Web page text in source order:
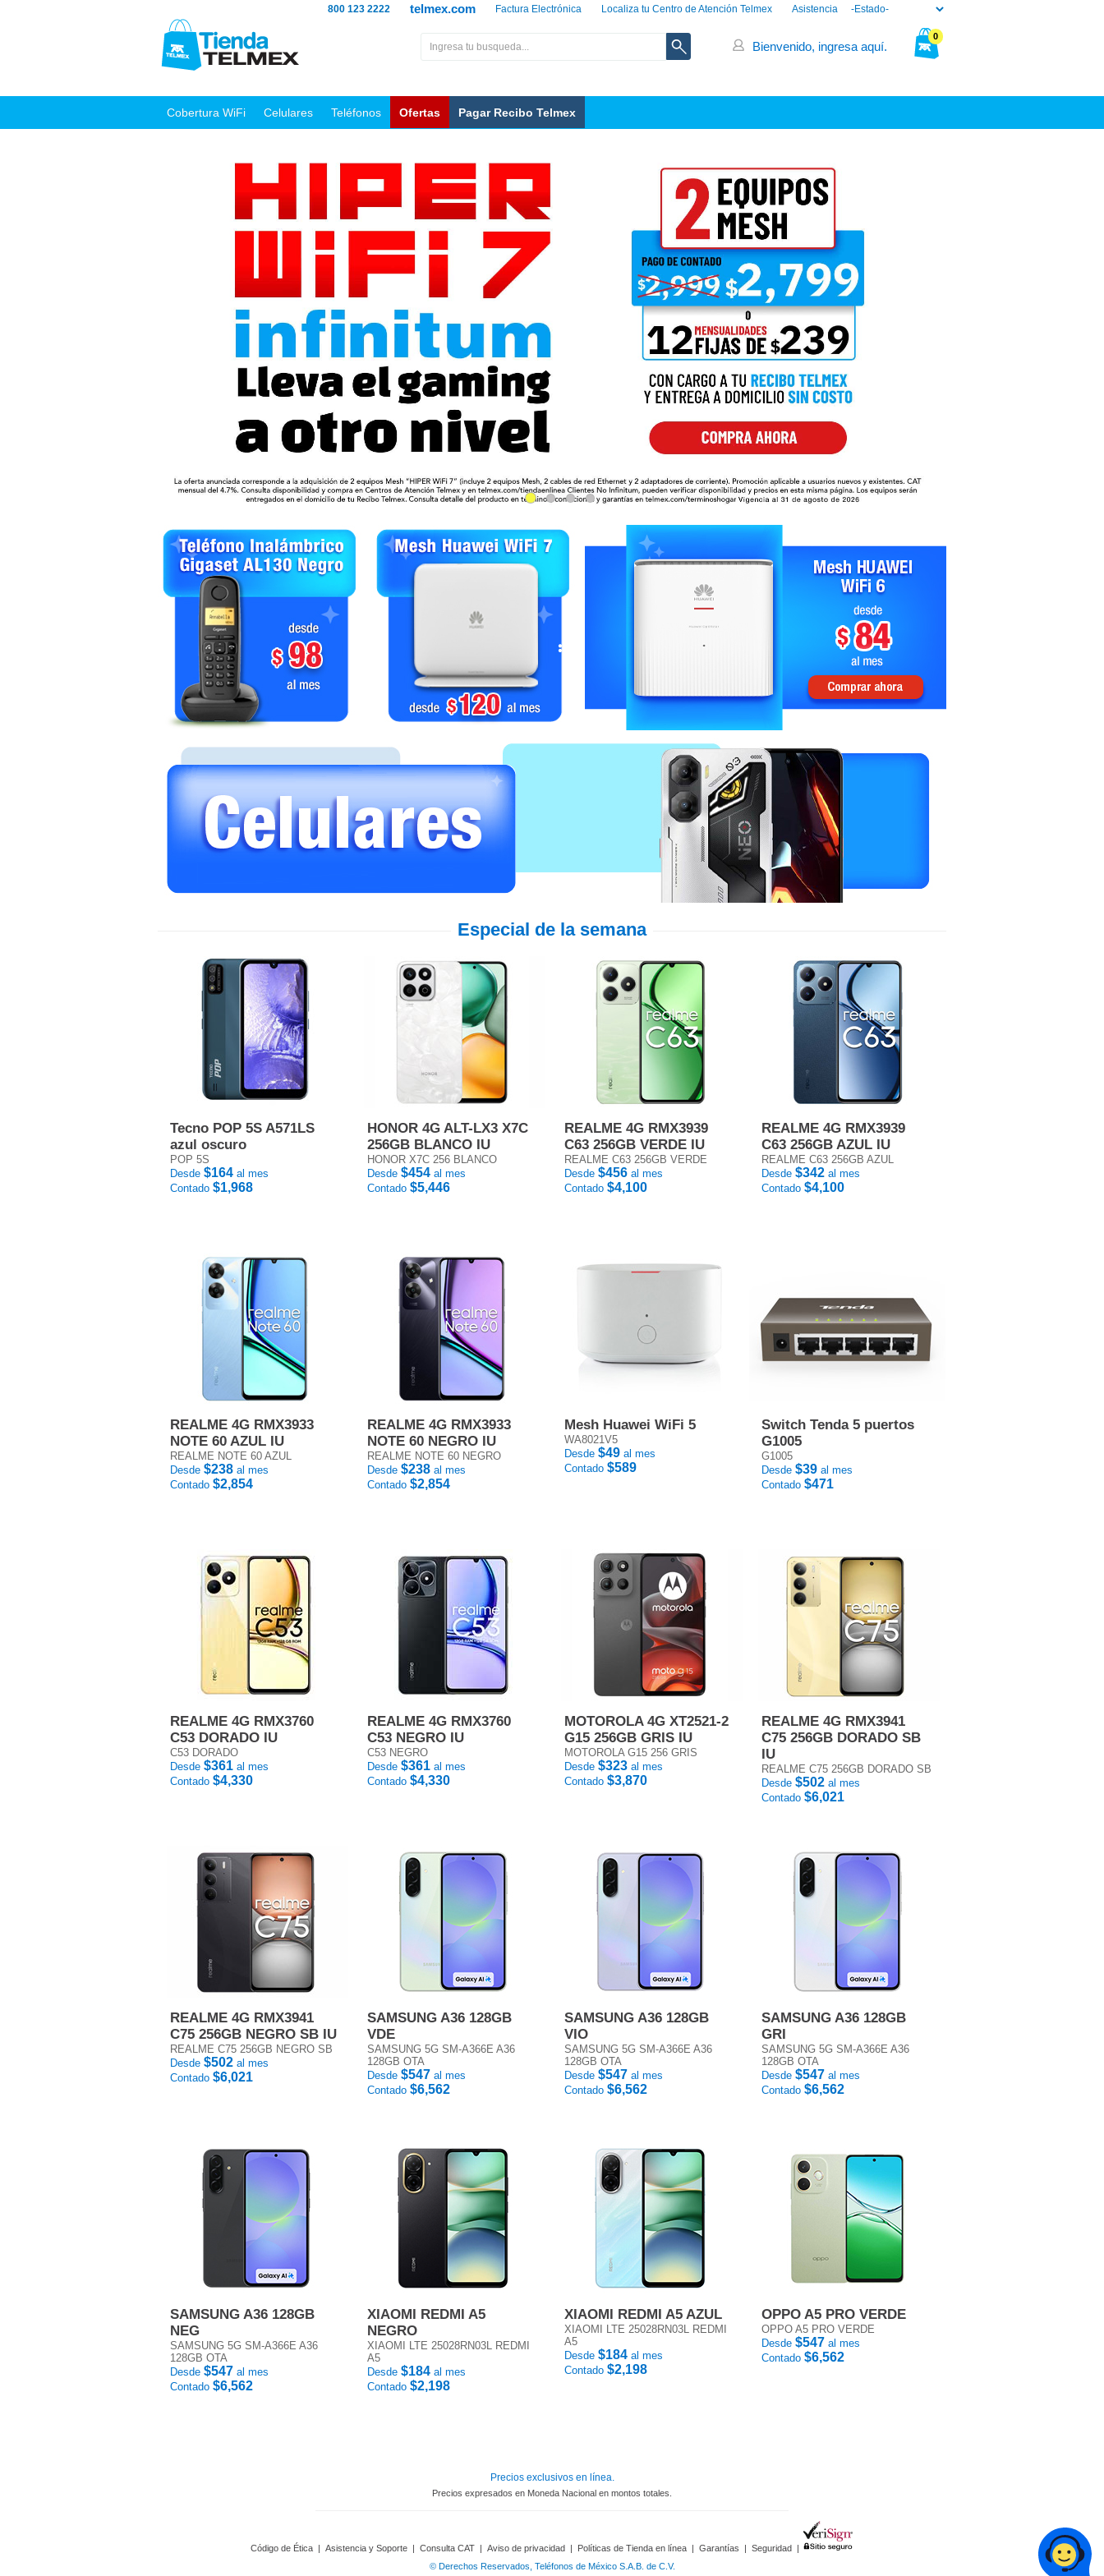
Asistencia
Localiza tu Centro de Atención Telmex
Factura Electrónica
telmex.com
800 123 2222
0
Bienvenido, ingresa aquí.
Cobertura WiFi Celulares Teléfonos Ofertas Pagar Recibo Telmex
Especial de la semana
Tecno POP 5S A571LS
azul oscuro
POP 5S
Desde $164 al mes
Contado $1,968
HONOR 4G ALT-LX3 X7C
256GB BLANCO IU
HONOR X7C 256 BLANCO
Desde $454 al mes
Contado $5,446
REALME 4G RMX3939
C63 256GB VERDE IU
REALME C63 256GB VERDE
Desde $456 al mes
Contado $4,100
REALME 4G RMX3939
C63 256GB AZUL IU
REALME C63 256GB AZUL
Desde $342 al mes
Contado $4,100
REALME 4G RMX3933
NOTE 60 AZUL IU
REALME NOTE 60 AZUL
Desde $238 al mes
Contado $2,854
REALME 4G RMX3933
NOTE 60 NEGRO IU
REALME NOTE 60 NEGRO
Desde $238 al mes
Contado $2,854
Mesh Huawei WiFi 5
WA8021V5
Desde $49 al mes
Contado $589
Switch Tenda 5 puertos
G1005
G1005
Desde $39 al mes
Contado $471
REALME 4G RMX3760
C53 DORADO IU
C53 DORADO
Desde $361 al mes
Contado $4,330
REALME 4G RMX3760
C53 NEGRO IU
C53 NEGRO
Desde $361 al mes
Contado $4,330
MOTOROLA 4G XT2521-2
G15 256GB GRIS IU
MOTOROLA G15 256 GRIS
Desde $323 al mes
Contado $3,870
REALME 4G RMX3941
C75 256GB DORADO SB
IU
REALME C75 256GB DORADO SB
Desde $502 al mes
Contado $6,021
REALME 4G RMX3941
C75 256GB NEGRO SB IU
REALME C75 256GB NEGRO SB
Desde $502 al mes
Contado $6,021
SAMSUNG A36 128GB
VDE
SAMSUNG 5G SM-A366E A36
128GB OTA
Desde $547 al mes
Contado $6,562
SAMSUNG A36 128GB
VIO
SAMSUNG 5G SM-A366E A36
128GB OTA
Desde $547 al mes
Contado $6,562
SAMSUNG A36 128GB
GRI
SAMSUNG 5G SM-A366E A36
128GB OTA
Desde $547 al mes
Contado $6,562
SAMSUNG A36 128GB
NEG
SAMSUNG 5G SM-A366E A36
128GB OTA
Desde $547 al mes
Contado $6,562
XIAOMI REDMI A5
NEGRO
XIAOMI LTE 25028RN03L REDMI
A5
Desde $184 al mes
Contado $2,198
XIAOMI REDMI A5 AZUL
XIAOMI LTE 25028RN03L REDMI
A5
Desde $184 al mes
Contado $2,198
OPPO A5 PRO VERDE
OPPO A5 PRO VERDE
Desde $547 al mes
Contado $6,562
Precios exclusivos en línea.
Precios expresados en Moneda Nacional en montos totales.
Código de Ética | Asistencia y Soporte | Consulta CAT | Aviso de privacidad | Políticas de Tienda en línea | Garantías | Seguridad |
© Derechos Reservados, Teléfonos de México S.A.B. de C.V.